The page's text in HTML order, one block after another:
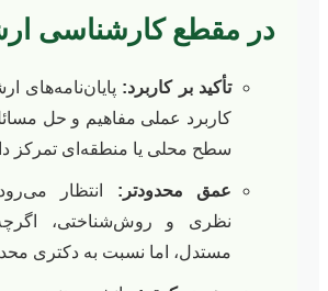
در مقطع کارشناسی
تأکید بر کاربرد: پایان‌نامه‌های
کاربرد عملی مفاهیم و حل
سطح محلی یا منطقه‌ای تمرکز
عمق محدودتر: انتظار
نظری و روش‌شناختی،
مستدل، اما نسبت به دکتری